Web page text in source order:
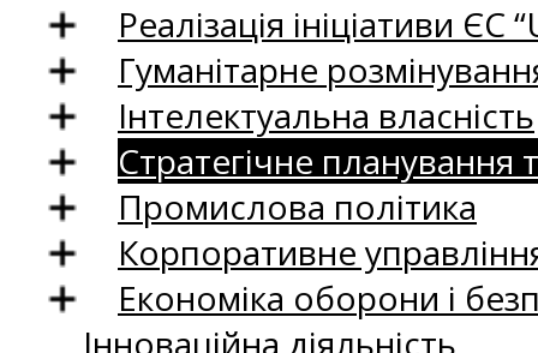
Реалізація ініціативи ЄС
Гуманітарне
Інтелектуальна власність
Стратегічне
Промислова політика
Корпоративне
Економіка оборони і
Інноваційна діяльність